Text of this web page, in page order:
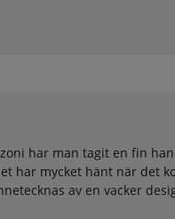
har man tagit en fin
har mycket hänt när det
av en vacker